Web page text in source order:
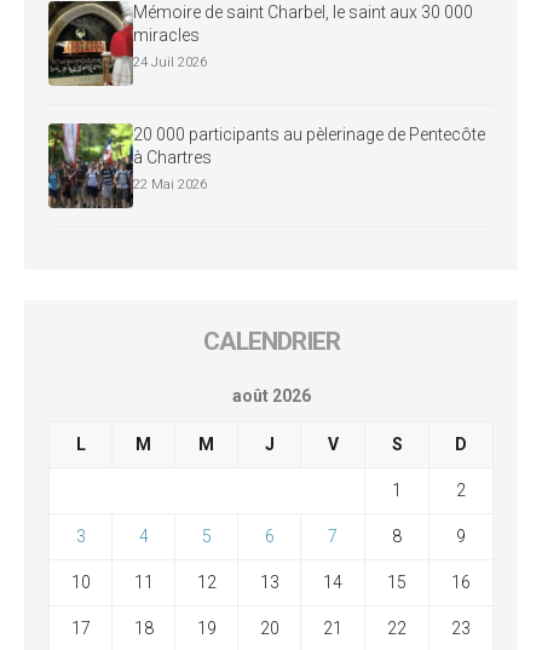
Mémoire de saint Charbel, le saint aux 30 000
miracles
24 Juil 2026
20 000 participants au pèlerinage de Pentecôte
à Chartres
22 Mai 2026
CALENDRIER
août 2026
L M M J V S D
1 2
3 4 5 6 7 8 9
10 11 12 13 14 15 16
17 18 19 20 21 22 23